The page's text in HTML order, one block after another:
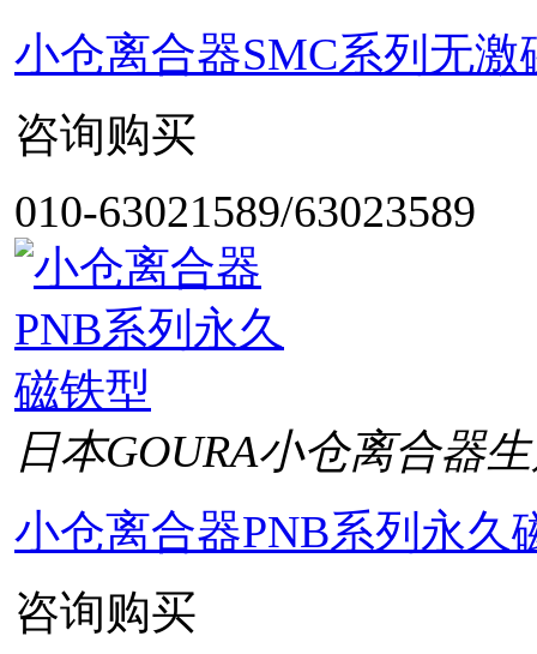
小仓离合器SMC系列无
咨询购买
010-63021589/63023589
日本GOURA小仓离合器
小仓离合器PNB系列永久
咨询购买